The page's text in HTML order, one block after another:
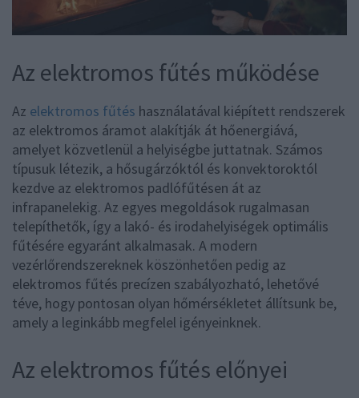
Az elektromos fűtés működése
Az elektromos fűtés használatával kiépített rendszerek
az elektromos áramot alakítják át hőenergiává,
amelyet közvetlenül a helyiségbe juttatnak. Számos
típusuk létezik, a hősugárzóktól és konvektoroktól
kezdve az elektromos padlófűtésen át az
infrapanelekig. Az egyes megoldások rugalmasan
telepíthetők, így a lakó- és irodahelyiségek optimális
fűtésére egyaránt alkalmasak. A modern
vezérlőrendszereknek köszönhetően pedig az
elektromos fűtés precízen szabályozható, lehetővé
téve, hogy pontosan olyan hőmérsékletet állítsunk be,
amely a leginkább megfelel igényeinknek.
Az elektromos fűtés előnyei